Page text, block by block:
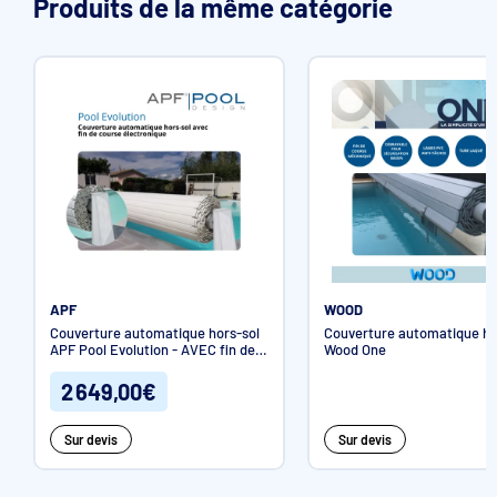
1 ensemble de lames polycarbonate 70 mm avec aillettes
Les ailettes existent en 3 profondeurs : 10, 20 & 30 mm
2 poteaux aluminium bicolores et laqués blanc, beige, gris
perle ou gris soutenu à fixer sur les margelles
Produits de la même catégorie
APF
Couverture automatique hors-sol
APF Pool Evolution - AVEC fin de
2 649,00€
Sur devis
WOOD
Couverture automatique
Wood One
Sur devis